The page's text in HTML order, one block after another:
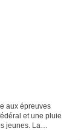
aux épreuves
et une pluie
jeunes. La